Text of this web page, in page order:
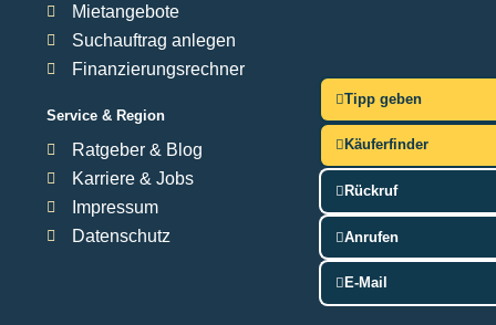
Tipp geben
Käuferfinder
Rückruf
Anrufen
E-Mail
Mietangebote
Suchauftrag anlegen
Finanzierungsrechner
Service & Region
Ratgeber & Blog
Karriere & Jobs
Impressum
Datenschutz